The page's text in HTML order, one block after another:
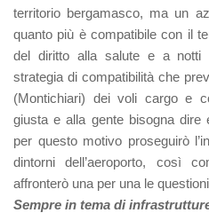
territorio bergamasco, ma un
quanto più è compatibile con il
del diritto alla salute e a notti
strategia di compatibilità che
(Montichiari) dei voli cargo e
giusta e alla gente bisogna dire
per questo motivo proseguirò
dintorni dell’aeroporto, così
affronterò una per una le
Sempre in tema di